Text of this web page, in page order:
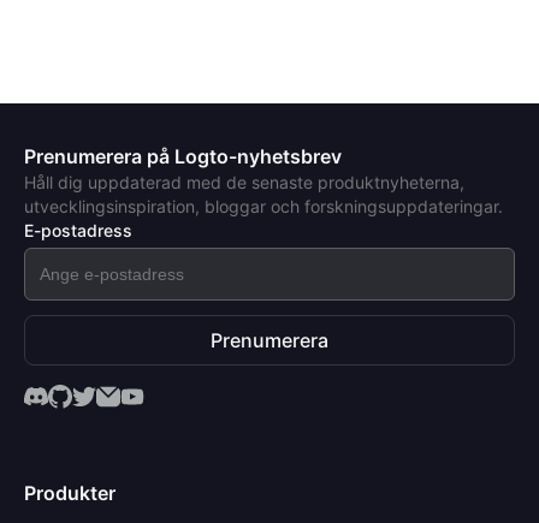
Prenumerera på Logto-nyhetsbrev
Håll dig uppdaterad med de senaste produktnyheterna,
utvecklingsinspiration, bloggar och forskningsuppdateringar.
E-postadress
Prenumerera
Produkter